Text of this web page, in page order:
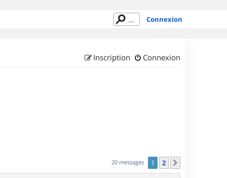
Connexion
Connexion
Inscription
20 messages 1 2